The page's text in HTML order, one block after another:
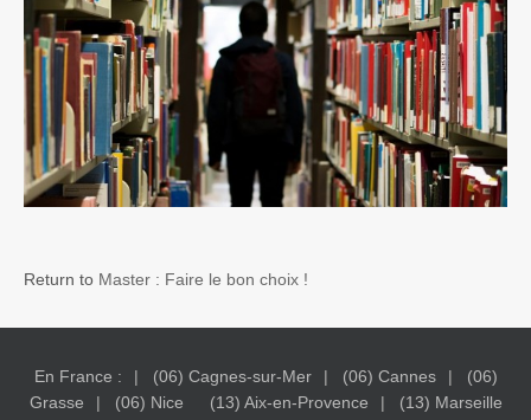
Return to Master : Faire le bon choix !
En France : (06) Cagnes-sur-Mer (06) Cannes
(06)
Grasse
(06) Nice (13) Aix-en-Provence
(13) Marseille